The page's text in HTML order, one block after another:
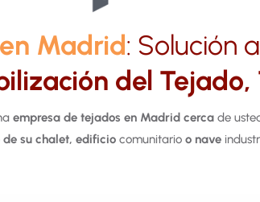
Madrid: Solución
del
empresa de tejados en Madrid cercade
su chalet, edificio comunitario o nave